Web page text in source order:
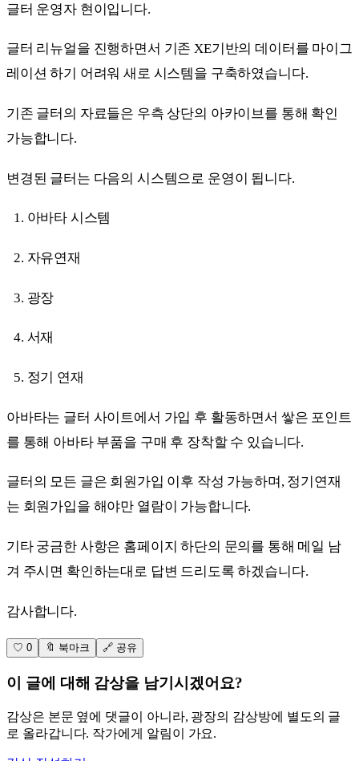
글터 운영자 현이입니다.
글터 리뉴얼을 진행하면서 기존 XE기반의 데이터를 마이그
레이션 하기 어려워 새로 시스템을 구축하였습니다.
기존 글터의 자료들은 우측 상단의 아카이브를 통해 확인
가능합니다.
변경된 글터는 다음의 시스템으로 운영이 됩니다.
아바타 시스템
자유연재
광장
서재
정기 연재
아바타는 글터 사이트에서 가입 후 활동하면서 쌓은 포인트
를 통해 아바타 부품을 구매 후 장착할 수 있습니다.
글터의 모든 글은 회원가입 이후 작성 가능하며, 정기연재
는 회원가입을 해야만 열람이 가능합니다.
기타 궁금한 사항은 홈페이지 하단의 문의를 통해 메일 남
겨 주시면 확인하는대로 답변 드리도록 하겠습니다.
감사합니다.
♡ 0 🔖 북마크 🔗 공유
이 글에 대해 감상을 남기시겠어요?
감상은 본문 옆에 댓글이 아니라, 광장의 감상방에 별도의 글
로 올라갑니다. 작가에게 알림이 가요.